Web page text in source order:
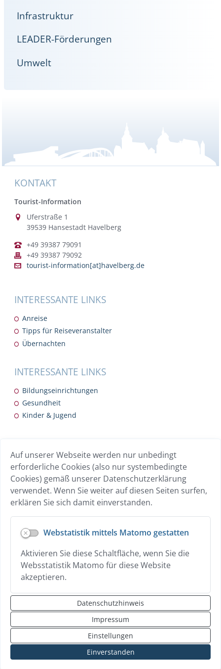
Auf unserer Webseite werden nur unbedingt
erforderliche Cookies (also nur systembedingte
Cookies) gemäß unserer Datenschutzerklärung
verwendet. Wenn Sie weiter auf diesen Seiten surfen,
erklären Sie sich damit einverstanden.
Webstatistik mittels Matomo gestatten
Aktivieren Sie diese Schaltfläche, wenn Sie die
Websstatistik Matomo für diese Website
akzeptieren.
Datenschutzhinweis
Impressum
Einstellungen
Einverstanden
Infrastruktur
LEADER-Förderungen
Umwelt
KONTAKT
Tourist-Information
Uferstraße 1
39539 Hansestadt Havelberg
+49 39387 79091
+49 39387 79092
tourist-information[at]havelberg.de
INTERESSANTE LINKS
Anreise
Tipps für Reiseveranstalter
Übernachten
INTERESSANTE LINKS
Bildungseinrichtungen
Gesundheit
Kinder & Jugend
Breitband
Übersicht Gewerbebetriebe
Wohnen
Hilfe zur Vorlesen-Funktion
Erklärung zur Barrierefreiheit
Impressum
Login
nach oben